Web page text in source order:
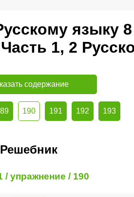
языку
1, 2
содержание
190 191 192 193
Решебник
/ упражнение / 190